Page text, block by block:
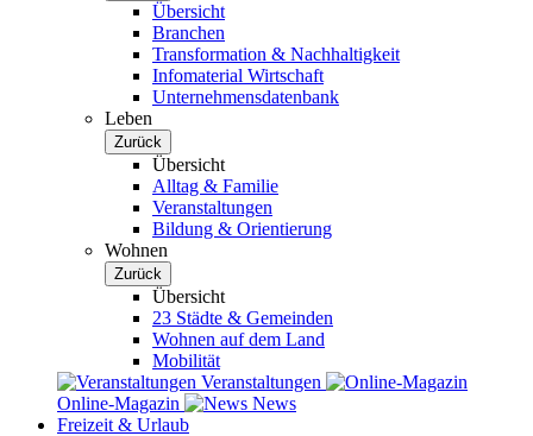
Übersicht
Branchen
Transformation & Nachhaltigkeit
Infomaterial Wirtschaft
Unternehmensdatenbank
Leben
Zurück
Übersicht
Alltag & Familie
Veranstaltungen
Bildung & Orientierung
Wohnen
Zurück
Übersicht
23 Städte & Gemeinden
Wohnen auf dem Land
Mobilität
Veranstaltungen
Online-Magazin
News
Freizeit & Urlaub